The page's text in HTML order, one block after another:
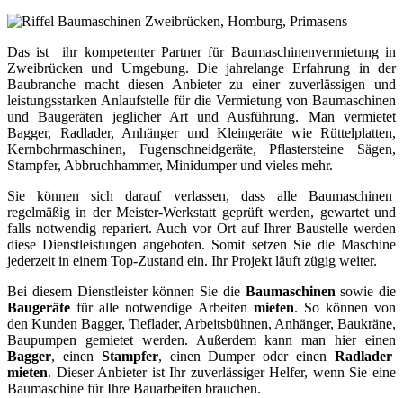
Das ist ihr kompetenter Partner für Baumaschinenvermietung in
Zweibrücken und Umgebung. Die jahrelange Erfahrung in der
Baubranche macht diesen Anbieter zu einer zuverlässigen und
leistungsstarken Anlaufstelle für die Vermietung von Baumaschinen
und Baugeräten jeglicher Art und Ausführung. Man vermietet
Bagger, Radlader, Anhänger und Kleingeräte wie Rüttelplatten,
Kernbohrmaschinen, Fugenschneidgeräte, Pflastersteine Sägen,
Stampfer, Abbruchhammer, Minidumper und vieles mehr.
Sie können sich darauf verlassen, dass alle Baumaschinen
regelmäßig in der Meister-Werkstatt geprüft werden, gewartet und
falls notwendig repariert. Auch vor Ort auf Ihrer Baustelle werden
diese Dienstleistungen angeboten. Somit setzen Sie die Maschine
jederzeit in einem Top-Zustand ein. Ihr Projekt läuft zügig weiter.
Bei diesem Dienstleister können Sie die Baumaschinensowie die
Baugeräte für alle notwendige Arbeiten mieten. So können von
den Kunden Bagger, Tieflader, Arbeitsbühnen, Anhänger, Baukräne,
Baupumpen gemietet werden. Außerdem kann man hier einen
Bagger, einen Stampfer, einen Dumper oder einenRadlader
mieten. Dieser Anbieter ist Ihr zuverlässiger Helfer, wenn Sie eine
Baumaschine für Ihre Bauarbeiten brauchen.